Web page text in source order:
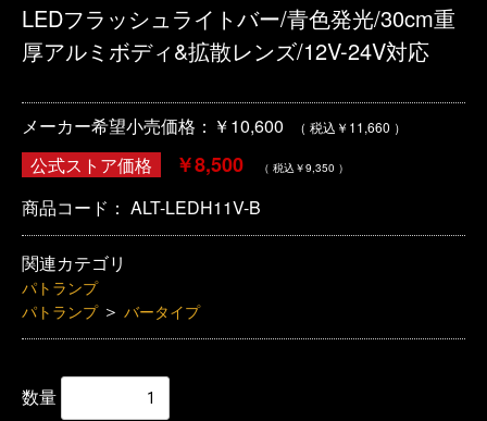
LEDフラッシュライトバー/青色発光/30cm重
厚アルミボディ&拡散レンズ/12V-24V対応
メーカー希望小売価格：￥10,600 （ 税込￥11,660 ）
公式ストア価格 ￥8,500 （ 税込￥9,350 ）
商品コード： ALT-LEDH11V-B
関連カテゴリ
パトランプ
パトランプ ＞ バータイプ
数量